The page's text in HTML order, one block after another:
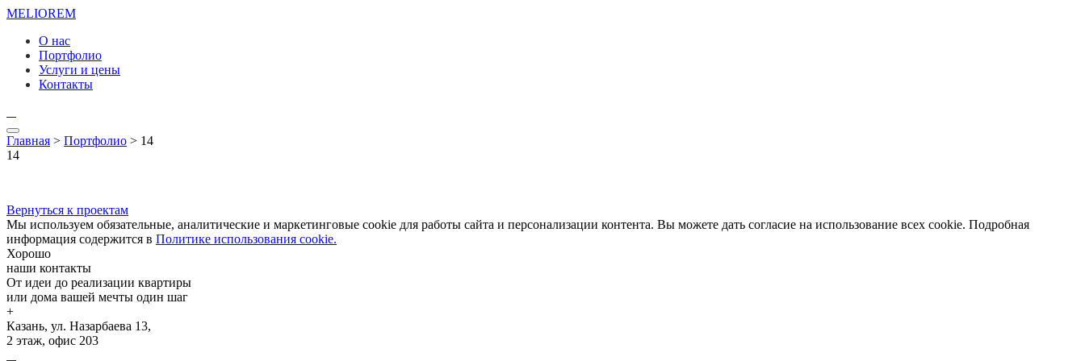
MELIOREM
О нас
Портфолио
Услуги и цены
Контакты
Главная > Портфолио > 14
14
Вернуться к проектам
Мы используем обязательные, аналитические и маркетинговые cookie для работы сайта и персонализации контента. Вы можете дать согласие на использование всех cookie. Подробная
информация содержится в Политике использования cookie.
Хорошо
наши контакты
От идеи до реализации квартиры
или дома вашей мечты один шаг
+
Казань, ул. Назарбаева 13,
2 этаж, офис 203